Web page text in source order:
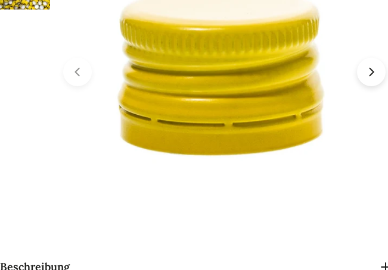
Öffnen Sie das Medium 0 im Modalformat
Beschreibung